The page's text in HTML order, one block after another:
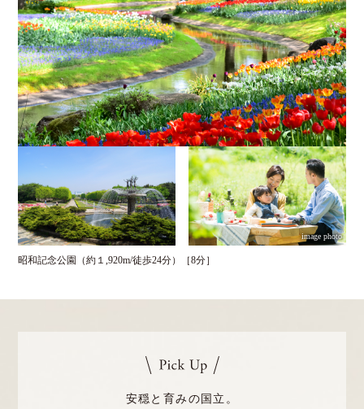
image photo
昭和記念公園（約１,920m/徒歩24分）［8分］
安穏と育みの国立。